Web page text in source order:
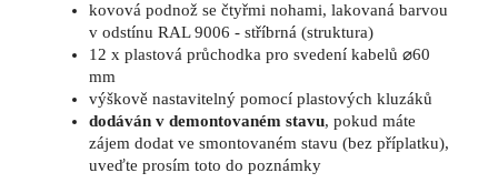
kovová podnož se čtyřmi nohami, lakovaná barvou
v odstínu RAL 9006 - stříbrná (struktura)
12 x plastová průchodka pro svedení kabelů ⌀60
mm
výškově nastavitelný pomocí plastových kluzáků
dodáván v demontovaném stavu, pokud máte
zájem dodat ve smontovaném stavu (bez příplatku),
uveďte prosím toto do poznámky
Původně: